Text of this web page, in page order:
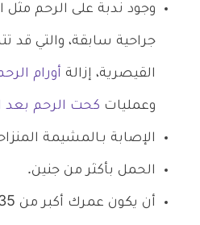
وجود ندبة على الرحم مثل
جراحية سابقة، والتي قد
القيصرية، إزالة أورام
وعمليات كحت الرحم بعد
الإصابة بـالمشيمة
الحمل بأكثر من جنين.
أن يكون عمرك أكبر من 35 عاماً.